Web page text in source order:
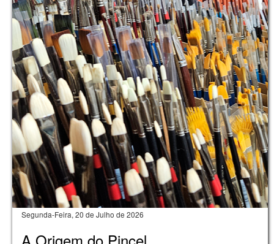
Segunda-Feira, 20 de Julho de 2026